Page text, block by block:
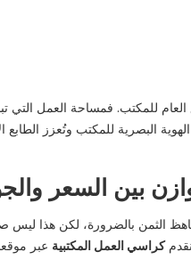
العام للمكتب. فمساحة العمل
البصرية للمكتب وتُعزز الطابع
بين السعر
الثمن بالضرورة، لكن هذا ليس
كراسي العمل المكتبية عبر